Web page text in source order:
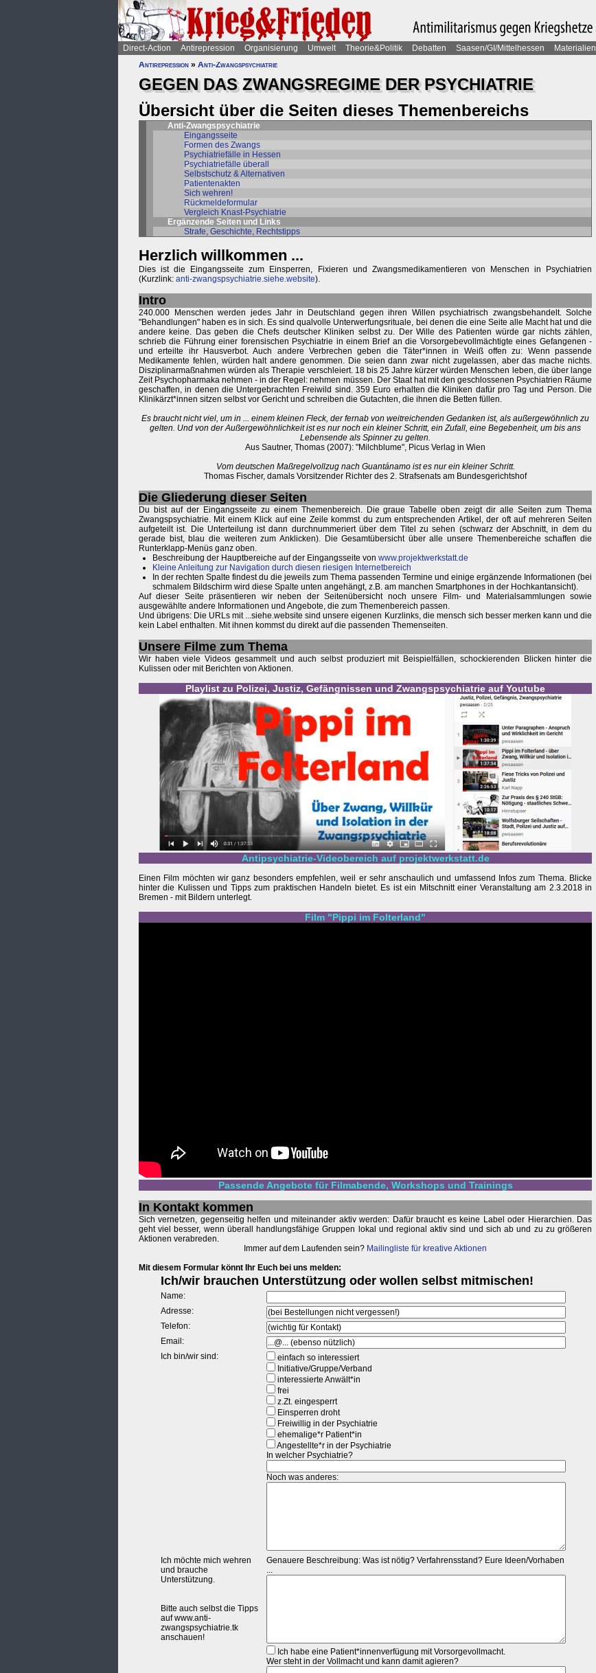
Direct-Action Antirepression Organisierung Umwelt Theorie&Politik Debatten Saasen/GI/Mittelhessen Materialien
Antirepression » Anti-Zwangspsychiatrie
GEGEN DAS ZWANGSREGIME DER PSYCHIATRIE
Übersicht über die Seiten dieses Themenbereichs
Anti-Zwangspsychiatrie
Eingangsseite
Formen des Zwangs
Psychiatriefälle in Hessen
Psychiatriefälle überall
Selbstschutz & Alternativen
Patientenakten
Sich wehren!
Rückmeldeformular
Vergleich Knast-Psychiatrie
Ergänzende Seiten und Links
Strafe, Geschichte, Rechtstipps
Herzlich willkommen ...
Dies ist die Eingangsseite zum Einsperren, Fixieren und Zwangsmedikamentieren von Menschen in Psychiatrien
(Kurzlink: anti-zwangspsychiatrie.siehe.website).
Intro
240.000 Menschen werden jedes Jahr in Deutschland gegen ihren Willen psychiatrisch zwangsbehandelt. Solche
"Behandlungen" haben es in sich. Es sind qualvolle Unterwerfungsrituale, bei denen die eine Seite alle Macht hat und die
andere keine. Das geben die Chefs deutscher Kliniken selbst zu. Der Wille des Patienten würde gar nichts zählen,
schrieb die Führung einer forensischen Psychiatrie in einem Brief an die Vorsorgebevollmächtigte eines Gefangenen -
und erteilte ihr Hausverbot. Auch andere Verbrechen geben die Täter*innen in Weiß offen zu: Wenn passende
Medikamente fehlen, würden halt andere genommen. Die seien dann zwar nicht zugelassen, aber das mache nichts.
Disziplinarmaßnahmen würden als Therapie verschleiert. 18 bis 25 Jahre kürzer würden Menschen leben, die über lange
Zeit Psychopharmaka nehmen - in der Regel: nehmen müssen. Der Staat hat mit den geschlossenen Psychiatrien Räume
geschaffen, in denen die Untergebrachten Freiwild sind. 359 Euro erhalten die Kliniken dafür pro Tag und Person. Die
Klinikärzt*innen sitzen selbst vor Gericht und schreiben die Gutachten, die ihnen die Betten füllen.
Es braucht nicht viel, um in ... einem kleinen Fleck, der fernab von weitreichenden Gedanken ist, als außergewöhnlich zu
gelten. Und von der Außergewöhnlichkeit ist es nur noch ein kleiner Schritt, ein Zufall, eine Begebenheit, um bis ans
Lebensende als Spinner zu gelten.
Aus Sautner, Thomas (2007): "Milchblume", Picus Verlag in Wien
Vom deutschen Maßregelvollzug nach Guantánamo ist es nur ein kleiner Schritt.
Thomas Fischer, damals Vorsitzender Richter des 2. Strafsenats am Bundesgerichtshof
Die Gliederung dieser Seiten
Du bist auf der Eingangsseite zu einem Themenbereich. Die graue Tabelle oben zeigt dir alle Seiten zum Thema
Zwangspsychiatrie. Mit einem Klick auf eine Zeile kommst du zum entsprechenden Artikel, der oft auf mehreren Seiten
aufgeteilt ist. Die Unterteilung ist dann durchnummeriert über dem Titel zu sehen (schwarz der Abschnitt, in dem du
gerade bist, blau die weiteren zum Anklicken). Die Gesamtübersicht über alle unsere Themenbereiche schaffen die
Runterklapp-Menüs ganz oben.
Beschreibung der Hauptbereiche auf der Eingangsseite von www.projektwerkstatt.de
Kleine Anleitung zur Navigation durch diesen riesigen Internetbereich
In der rechten Spalte findest du die jeweils zum Thema passenden Termine und einige ergänzende Informationen (bei
schmalem Bildschirm wird diese Spalte unten angehängt, z.B. am manchen Smartphones in der Hochkantansicht).
Auf dieser Seite präsentieren wir neben der Seitenübersicht noch unsere Film- und Materialsammlungen sowie
ausgewählte andere Informationen und Angebote, die zum Themenbereich passen.
Und übrigens: Die URLs mit ...siehe.website sind unsere eigenen Kurzlinks, die mensch sich besser merken kann und die
kein Label enthalten. Mit ihnen kommst du direkt auf die passenden Themenseiten.
Unsere Filme zum Thema
Wir haben viele Videos gesammelt und auch selbst produziert mit Beispielfällen, schockierenden Blicken hinter die
Kulissen oder mit Berichten von Aktionen.
Playlist zu Polizei, Justiz, Gefängnissen und Zwangspsychiatrie auf Youtube
Antipsychiatrie-Videobereich auf projektwerkstatt.de
Einen Film möchten wir ganz besonders empfehlen, weil er sehr anschaulich und umfassend Infos zum Thema. Blicke
hinter die Kulissen und Tipps zum praktischen Handeln bietet. Es ist ein Mitschnitt einer Veranstaltung am 2.3.2018 in
Bremen - mit Bildern unterlegt.
Film "Pippi im Folterland"
Passende Angebote für Filmabende, Workshops und Trainings
In Kontakt kommen
Sich vernetzen, gegenseitig helfen und miteinander aktiv werden: Dafür braucht es keine Label oder Hierarchien. Das
geht viel besser, wenn überall handlungsfähige Gruppen lokal und regional aktiv sind und sich ab und zu zu größeren
Aktionen verabreden.
Immer auf dem Laufenden sein? Mailingliste für kreative Aktionen
Mit diesem Formular könnt Ihr Euch bei uns melden: